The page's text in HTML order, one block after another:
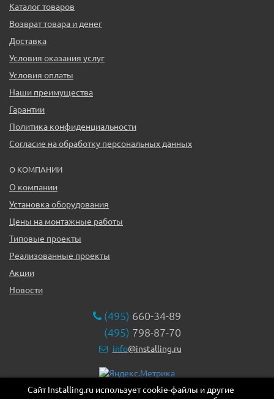
Каталог товаров
Возврат товара и денег
Доставка
Условия оказания услуг
Условия оплаты
Наши преимущества
Гарантии
Политика конфиденциальности
Согласие на обработку персональных данных
О КОМПАНИИ
О компании
Установка оборудования
Цены на монтажные работы
Типовые проекты
Реализованные проекты
Акции
Новости
(495) 660-34-89
(495) 798-87-70
info@installing.ru
119331, г. Москва ул. Марии Ульяновой дом 17а, этаж 2,
Сайт Installing.ru использует cookie-файлы и другие